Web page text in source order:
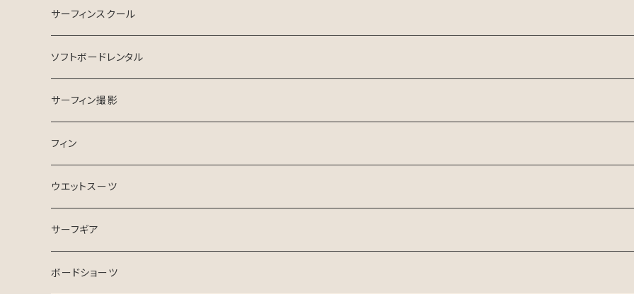
INSPIRE SURFBOARD
USEDサーフボード
ESSENCE SURFBOARD
ASB SURfBOARD
サーフィンスクール
マンツーマン
サーフガイド
ソフトボードレンタル
サーフィン撮影
フィン
FCS Ⅱ
FinsOut
フューチャータブ
ウエットスーツ
HURLEY ウエットスーツ
2024 SPRING SUMMER
BGZウエットスーツ
サーフギア
リーシュコード
ボードショーツ